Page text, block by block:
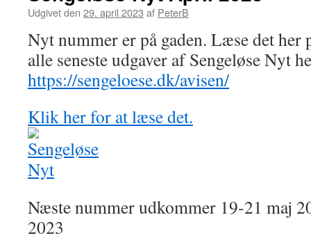
Udgivet den 29. april 2023 af PeterB
Nyt nummer er på gaden. Læse det her
alle seneste udgaver af Sengeløse Nyt
https://sengeloese.dk/avisen/
Klik her for at læse det.
Næste nummer udkommer 19-21 maj
2023